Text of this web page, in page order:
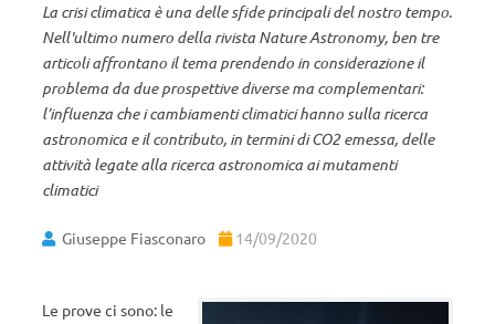
La crisi climatica è una delle sfide principali del nostro tempo.
Nell'ultimo numero della rivista Nature Astronomy, ben tre
articoli affrontano il tema prendendo in considerazione il
problema da due prospettive diverse ma complementari:
l’influenza che i cambiamenti climatici hanno sulla ricerca
astronomica e il contributo, in termini di CO2 emessa, delle
attività legate alla ricerca astronomica ai mutamenti
climatici
Giuseppe Fiasconaro 14/09/2020
Le prove ci sono: le